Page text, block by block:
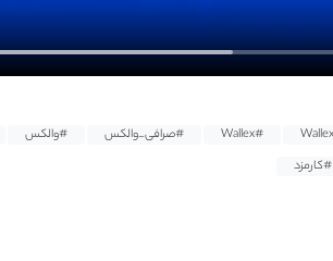
#Wallex #صرافی_والکس #والکس
#کارمزد